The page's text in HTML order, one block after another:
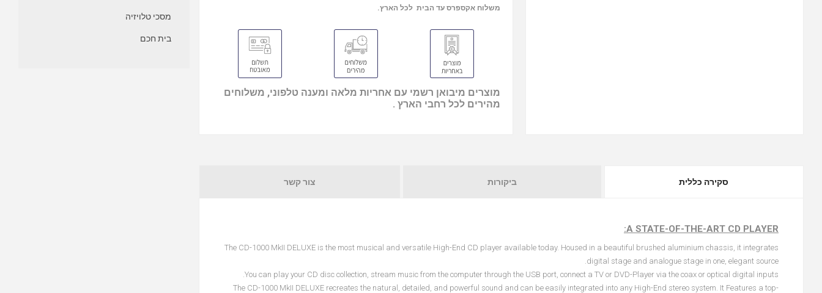
משלוח אקספרס עד הבית לכל הארץ.
מוצרים מיבואן רשמי עם אחריות מלאה ומענה טלפוני, משלוחים
מהירים לכל רחבי הארץ .
סקירה כללית ביקורות צור קשר
A STATE-OF-THE-ART CD PLAYER:
The CD-1000 MkII DELUXE is the most musical and versatile High-End CD player available today. Housed in a beautiful brushed aluminium chassis, it integrates
digital stage and analogue stage in one, elegant source.
You can play your CD disc collection, stream music from the computer through the USB port, connect a TV or DVD-Player via the coax or optical digital inputs.
The CD-1000 MkII DELUXE recreates the natural, detailed, and powerful sound and can be easily integrated into any High-End stereo system. It Features a top-
מסכי טלויזיה
בית חכם